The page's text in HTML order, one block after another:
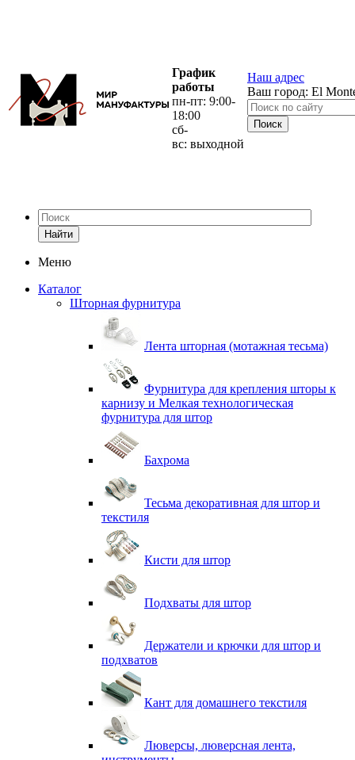
График
работы
пн-пт: 9:00-
18:00
сб-
вс: выходной
Наш адрес
Ваш город: El
Найти
Меню
Каталог
Шторная фурнитура
Лента шторная (мотажная тесьма)
Фурнитура для крепления шторы к
карнизу и Мелкая технологическая
фурнитура для штор
Бахрома
Тесьма декоративная для штор и
текстиля
Кисти для штор
Подхваты для штор
Держатели и крючки для штор и
подхватов
Кант для домашнего текстиля
Люверсы, люверсная лента,